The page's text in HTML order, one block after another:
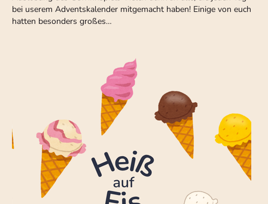
bei userem Adventskalender mitgemacht haben! Einige von euch
hatten besonders großes…